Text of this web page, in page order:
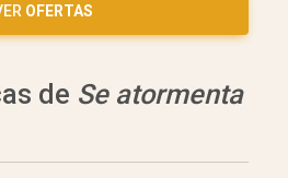
OFERTAS
de Se atormenta